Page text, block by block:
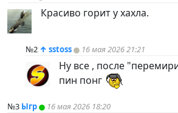
Красиво горит у хахла.
№2 ↑ sstoss 16 мая 2026 21:21
Ну все , после
пин понг
№3 Ыгр 16 мая 2026 18:20